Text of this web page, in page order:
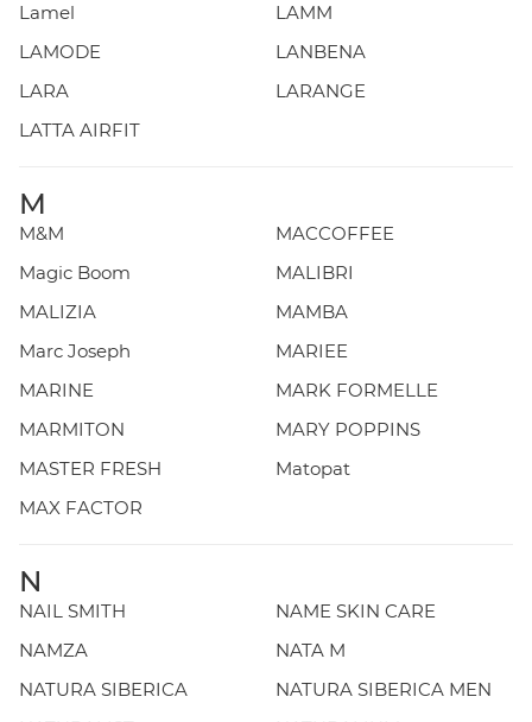
Lamel
LAMM
LAMODE
LANBENA
LARA
LARANGE
LATTA AIRFIT
M
M&M
MACCOFFEE
Magic Boom
MALIBRI
MALIZIA
MAMBA
Marc Joseph
MARIEE
MARINE
MARK FORMELLE
MARMITON
MARY POPPINS
MASTER FRESH
Matopat
MAX FACTOR
N
NAIL SMITH
NAME SKIN CARE
NAMZA
NATA M
NATURA SIBERICA
NATURA SIBERICA MEN